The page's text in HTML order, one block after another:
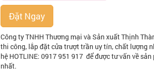
Đặt Ngay
Công ty TNHH Thương mại và Sản xuất Thịnh
thi công, lắp đặt cửa trượt trần uy tín, chất lượng
hệ HOTLINE: 0917 951 917 để được tư vấn về
nhất.